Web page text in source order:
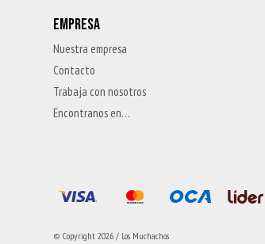
EMPRESA
Nuestra empresa
Contacto
Trabaja con nosotros
Encontranos en…
© Copyright 2026 / Los Muchachos